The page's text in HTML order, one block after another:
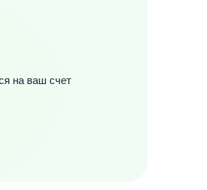
на ваш счет